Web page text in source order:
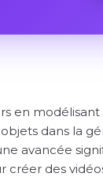
en
dans la
avancée
créer des